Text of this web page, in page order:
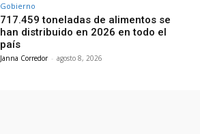
Gobierno
717.459 toneladas de alimentos se
han distribuido en 2026 en todo el
país
Janna Corredor - agosto 8, 2026